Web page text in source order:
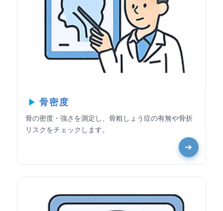
骨密度
骨の密度・強さを測定し、骨粗しょう症の有無や骨折
リスクをチェックします。
➔